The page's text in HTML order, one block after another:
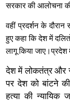
सरकार की आलोचना
वहीं प्रदर्शन के
हुए कहा कि देश में
लागू किया जाए।प्रदेश
देश में लोकतंत्र और
पर देश को बांटने की
हत्या की न्यायिक